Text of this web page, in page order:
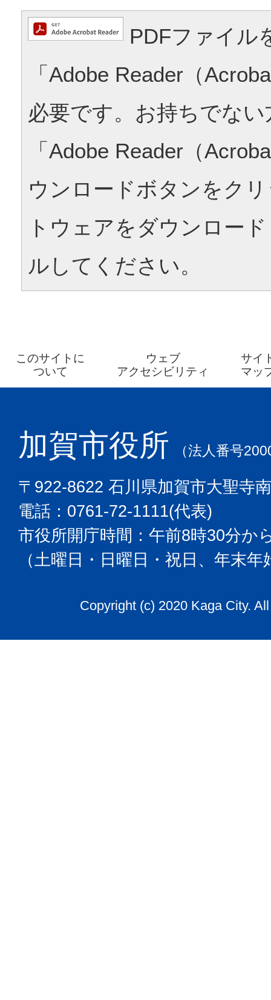
PDFファイル
「Adobe Reader（
必要です。お持ちでな
「Adobe Reader（
ウンロードボタンをク
トウェアをダウンロー
ルしてください。
このサイトに
ついて
ウェブ
アクセシビリティ
サイ
マッ
加賀市役所 （法人番号
〒922-8622 石川県加賀市大聖寺
電話：0761-72-1111(代表)
市役所開庁時間：午前8時30分か
（土曜日・日曜日・祝日、年末
Copyright (c) 2020 Kaga City.